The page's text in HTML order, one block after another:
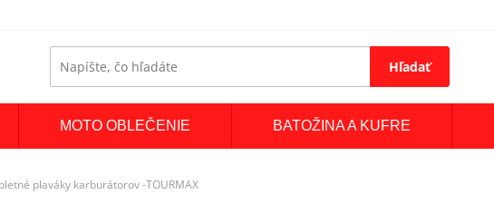
Hľadať
MOTO OBLEČENIE BATOŽINA A KUFRE
plaváky karburátorov -TOURMAX